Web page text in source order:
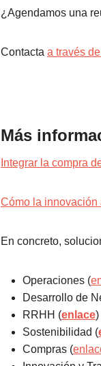
¿Agendamos una
Contacta a través
Más
Integrar la compra
Cómo la innovación
En concreto,
Operaciones (
Desarrollo de
RRHH (enlace)
Sostenibilidad (
Compras (